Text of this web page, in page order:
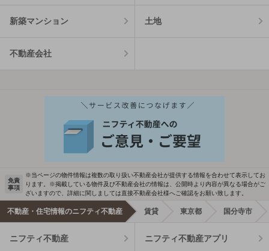
新築マンション 土地
不動産会社
免責
事項
※当ページの物件情報は複数の取り扱い不動産会社が提供する情報を合わせて表示してお
ります。※掲載している物件及び不動産会社の情報は、公開時より内容が異なる場合がご
ざいますので、詳細に関しましては直接不動産会社様へご確認をお願い致します。
不動産・住宅情報のニフティ不動産 賃貸 東京都 国分寺市
ニフティ不動産 ニフティ不動産アプリ